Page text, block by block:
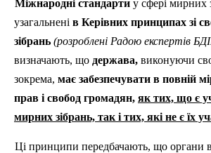
Міжнародні стандарти у сфері мирних
узагальнені в Керівних принципах зі
зібрань (розроблені Радою експертів
визначають, що держава, виконуючи
зокрема, має забезпечувати в повній
прав і свобод громадян, як тих, що є
мирних зібрань, так і тих, які не є їх
Ці принципи передбачають, що органи